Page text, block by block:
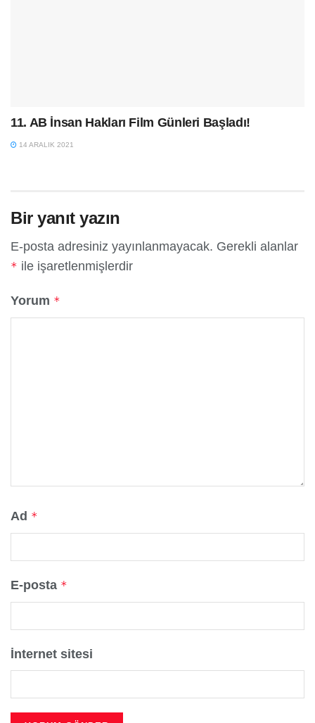
11. AB İnsan Hakları Film Günleri Başladı!
14 ARALIK 2021
Bir yanıt yazın
E-posta adresiniz yayınlanmayacak. Gerekli alanlar
* ile işaretlenmişlerdir
Yorum *
Ad *
E-posta *
İnternet sitesi